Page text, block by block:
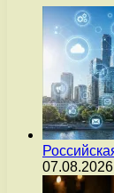
07.08.2026